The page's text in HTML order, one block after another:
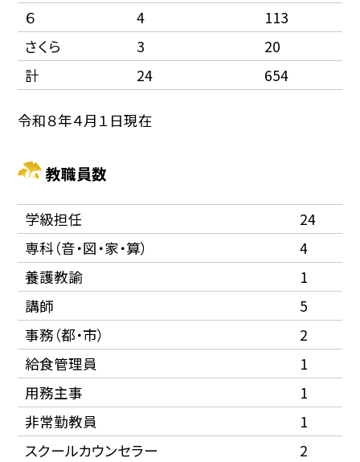
６
4
113
さくら
3
20
計
24 654
令和８年４月１日現在
教職員数
学級担任
24
専科（音・図・家・算）
4
養護教諭
1
講師
5
事務（都・市）
2
給食管理員
1
用務主事
1
非常勤教員
1
スクールカウンセラー
2